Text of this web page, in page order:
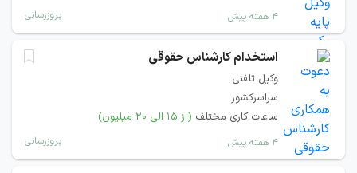
۴ هفته پیش بروزرسانی
استخدام کارشناس حقوقی
وکیل تلفنی
سراسرکشور
ساعات کاری مختلف (از ۱۵ الی ۲۰ میلیون)
۴ هفته پیش بروزرسانی